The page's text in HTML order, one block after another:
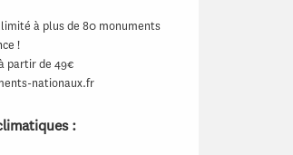
à plus de 80 monuments
!
partir de 49€
nationaux.fr
: